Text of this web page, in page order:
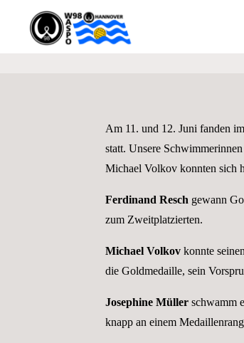
DIE
BREITE
SCHWIMM-
UND
Am 11. und 12. Juni fanden
statt. Unsere
Michael Volkov konnten sich
Ferdinand Resch gewann
zum Zweitplatzierten.
Michael Volkov konnte
die Goldmedaille, sein
Josephine Müller schwamm
knapp an einem